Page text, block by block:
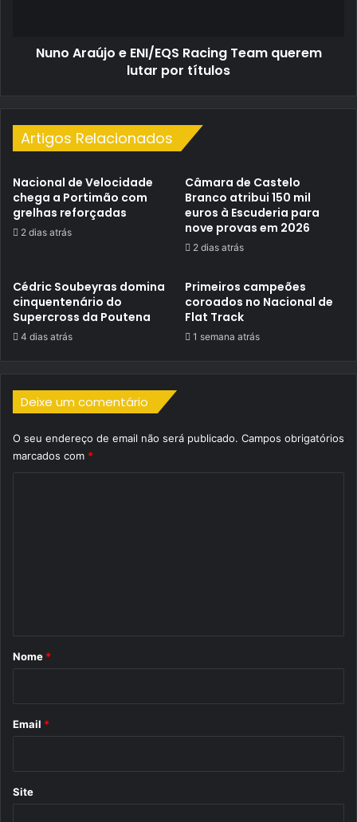
títulosNuno Araújo e ENI/EQS Racing Team querem
lutar por títulos
Artigos Relacionados
Nacional de Velocidade
chega a Portimão com
grelhas reforçadas
2 dias atrás
Câmara de Castelo
Branco atribui 150 mil
euros à Escuderia para
nove provas em 2026
2 dias atrás
Cédric Soubeyras domina
cinquentenário do
Supercross da Poutena
4 dias atrás
Primeiros campeões
coroados no Nacional de
Flat Track
1 semana atrás
Deixe um comentário
O seu endereço de email não será publicado. Campos obrigatórios
marcados com *
r
*
Nome *
Email *
Site